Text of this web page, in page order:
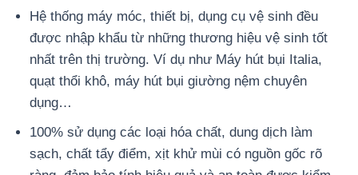
Hệ thống máy móc, thiết bị, dụng cụ vệ sinh đều
được nhập khẩu từ những thương hiệu vệ sinh tốt
nhất trên thị trường. Ví dụ như Máy hút bụi Italia,
quạt thổi khô, máy hút bụi giường nệm chuyên
dụng…
100% sử dụng các loại hóa chất, dung dịch làm
sạch, chất tẩy điểm, xịt khử mùi có nguồn gốc rõ